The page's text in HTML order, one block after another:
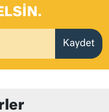
Kaydet